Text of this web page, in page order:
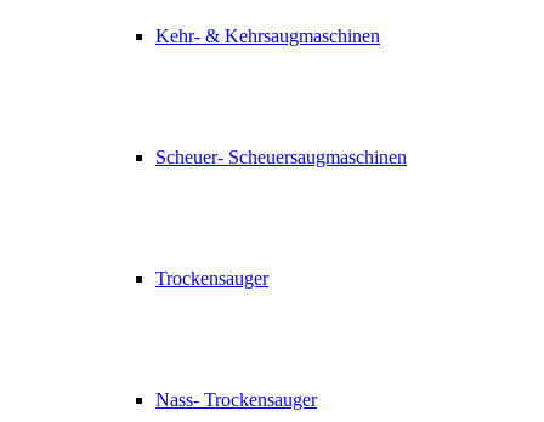
Kehr- & Kehrsaugmaschinen
Scheuer- Scheuersaugmaschinen
Trockensauger
Nass- Trockensauger